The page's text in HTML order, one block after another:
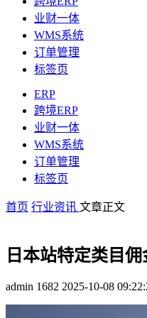
业财一体
WMS系统
订单管理
标签页
ERP
跨境ERP
业财一体
WMS系统
订单管理
标签页
首页 行业资讯 文章正文
日本站特定类目
admin 1682 2025-10-08